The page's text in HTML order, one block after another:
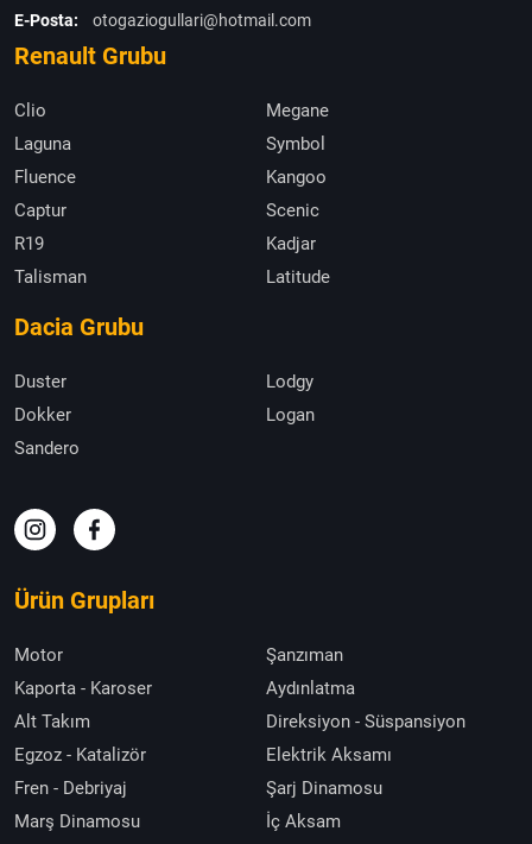
E-Posta:
otogaziogullari@hotmail.com
Renault Grubu
Clio
Megane
Laguna
Symbol
Fluence
Kangoo
Captur
Scenic
R19
Kadjar
Talisman
Latitude
Dacia Grubu
Duster
Lodgy
Dokker
Logan
Sandero
Ürün Grupları
Motor
Şanzıman
Kaporta - Karoser
Aydınlatma
Alt Takım
Direksiyon - Süspansiyon
Egzoz - Katalizör
Elektrik Aksamı
Fren - Debriyaj
Şarj Dinamosu
Marş Dinamosu
İç Aksam